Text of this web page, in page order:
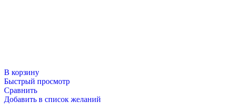
В корзину
Быстрый просмотр
Сравнить
Добавить в список желаний